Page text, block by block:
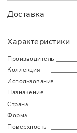
Характеристики
Производитель
Коллекция
Использование
Назначение
Страна
Форма
Поверхность
Доставка
Доставка
НаличымиКартойПо